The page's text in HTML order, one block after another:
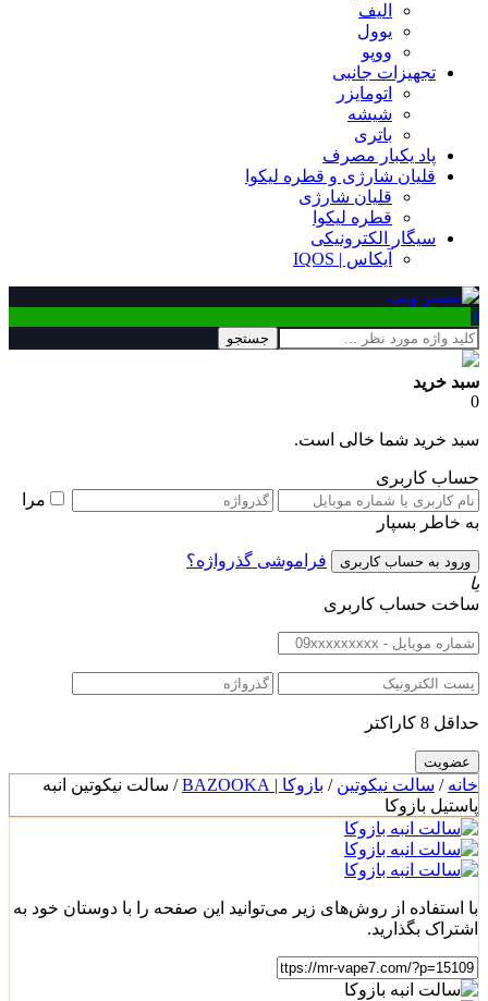
الیف
یوول
ووپو
تجهیزات جانبی
اتومایزر
شیشه
باتری
پاد یکبار مصرف
قلیان شارژی و قطره لیکوا
قلیان شارژی
قطره لیکوا
سیگار الکترونیکی
آیکاس | IQOS
0
جستجو
سبد خرید
0
سبد خرید شما خالی است.
حساب کاربری
مرا
به خاطر بسپار
فراموشی گذرواژه؟
یا
ساخت حساب کاربری
حداقل 8 کاراکتر
خانه / سالت نیکوتین / بازوکا | BAZOOKA
/ سالت نیکوتین انبه
پاستیل بازوکا
با استفاده از روش‌های زیر می‌توانید این صفحه را با دوستان خود به
اشتراک بگذارید.